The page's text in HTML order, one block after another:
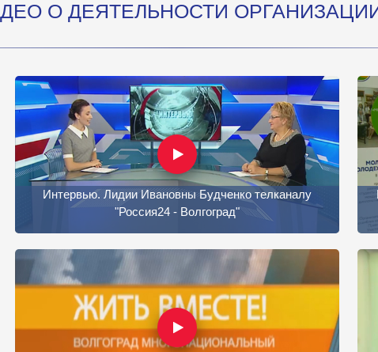
О ДЕЯТЕЛЬНОСТИ
Интервью. Лидии Ивановны Будченко телканалу
"Россия24 - Волгоград"